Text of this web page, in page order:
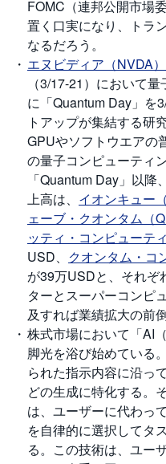
物
・
オ
プ
シ
ョ
ン
商
品
先
物
金
・
銀
・
プ
ラ
チ
ナ
外
貨
建
M
M
F
NE
W
取
引
所
C
F
D
(
FOMC（連邦公開市場
置く口実になり、トラ
なるだろう。
エヌビディア（NVDA）
（3/17-21）において
に「Quantum Day」を
トアップが集結する研
GPUやソフトウエアの
の量子コンピューティ
「Quantum Day」以
上高は、 イオンキュー
ェーブ・クオンタム（
ッティ・コンピューテ
USD、 クオンタム・コ
が39万USDと、それぞ
ターとスーパーコンピ
及すれば業績拡大の前
株式市場において「AI
脚光を浴び始めている
られた指示内容に沿っ
どの生成に特化する。
は、ユーザーに代わっ
を自律的に選択してタ
る。この技術は、ユー